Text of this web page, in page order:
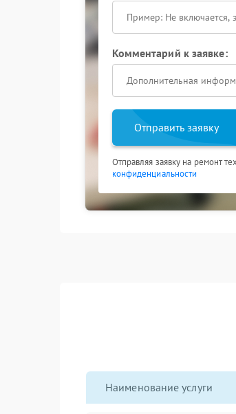
Комментарий к заявке:
Отправить заявку
Отправляя заявку на ремонт
конфиденциальности
Наименование услуги